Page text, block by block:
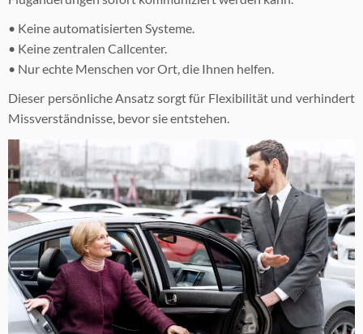
• Keine automatisierten Systeme.
• Keine zentralen Callcenter.
• Nur echte Menschen vor Ort, die Ihnen helfen.
Dieser persönliche Ansatz sorgt für Flexibilität und verhindert
Missverständnisse, bevor sie entstehen.